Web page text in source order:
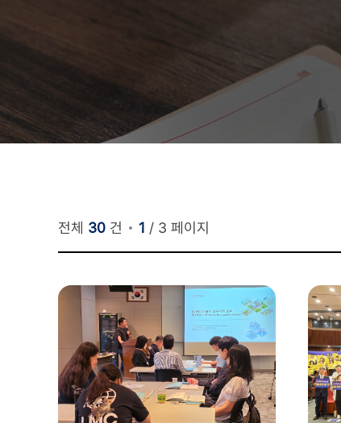
전체 30 건 1 / 3 페이지